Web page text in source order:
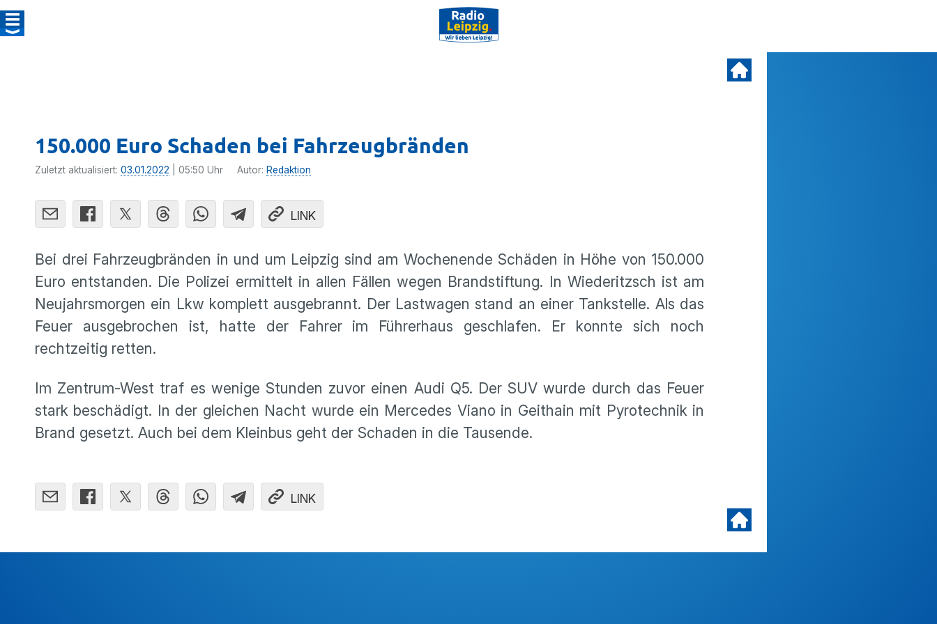
150.000 Euro Schaden bei Fahrzeugbränden
Zuletzt aktualisiert: 03.01.2022 | 05:50 Uhr Autor: Redaktion
LINK
Bei drei Fahrzeugbränden in und um Leipzig sind am Wochenende Schäden in Höhe von 150.000
Euro entstanden. Die Polizei ermittelt in allen Fällen wegen Brandstiftung. In Wiederitzsch ist am
Neujahrsmorgen ein Lkw komplett ausgebrannt. Der Lastwagen stand an einer Tankstelle. Als das
Feuer ausgebrochen ist, hatte der Fahrer im Führerhaus geschlafen. Er konnte sich noch
rechtzeitig retten.
Im Zentrum-West traf es wenige Stunden zuvor einen Audi Q5. Der SUV wurde durch das Feuer
stark beschädigt. In der gleichen Nacht wurde ein Mercedes Viano in Geithain mit Pyrotechnik in
Brand gesetzt. Auch bei dem Kleinbus geht der Schaden in die Tausende.
LINK